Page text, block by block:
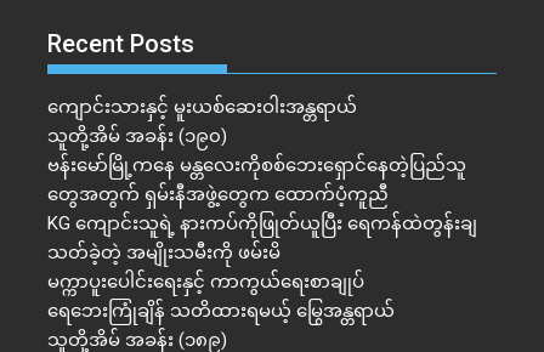
Recent Posts
ကျောင်းသားနှင့် မူးယစ်ဆေးဝါးအန္တရာယ်
သူတို့အိမ် အခန်း (၁၉၀)
ဗန်းမော်မြို့ကနေ မန္တလေးကိုစစ်ဘေးရှောင်နေတဲ့ပြည်သူ
တွေအတွက် ရှမ်းနီအဖွဲ့တွေက ထောက်ပံ့ကူညီ
KG ကျောင်းသူရဲ့ နားကပ်ကိုဖြုတ်ယူပြီး ရေကန်ထဲတွန်းချ
သတ်ခဲ့တဲ့ အမျိုးသမီးကို ဖမ်းမိ
မက္ကာပူးပေါင်းရေးနှင့် ကာကွယ်ရေးစာချုပ်
ရေဘေးကြုံချိန် သတိထားရမယ့် မြွေအန္တရာယ်
သူတို့အိမ် အခန်း (၁၈၉)